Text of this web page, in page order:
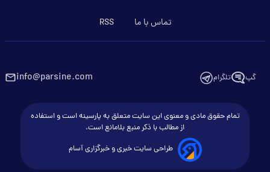
تماس با ما RSS
گپ تلگرام info@parsine.com
تمام حقوق مادی و معنوی این سایت متعلق به پارسینه است و استفاده
از مطالب با ذکر منبع بلامانع است.
طراحی سایت خبری و خبرگزاری آسام